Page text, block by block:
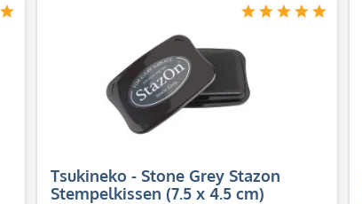
Tsukineko - Stone Grey Stazon
Stempelkissen (7.5 x 4.5 cm)